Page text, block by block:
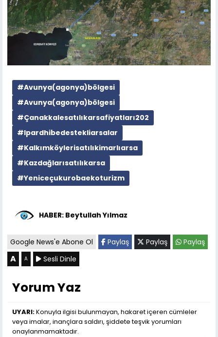
#Avunya(agonya)bölgesi
#Avunya(agonya)bölgesi
#Çanakkalesatılıkarsafiyatları202
#Ipardhibedestekliarsalar
#Kalkımköylerisatılıkimarlıarsa
#Kazdağlarısatılıkarsa
#Yeniceçukurobaekoturizm
HABER: Beytullah Yılmaz
Google News'e Abone Ol Paylaş Paylaş Paylaş
A A Sesli Dinle
Yorum Yaz
UYARI:Konuyla ilgisi bulunmayan, hakaret içeren cümleler
veya imalar, inançlara saldırı, şiddete teşvik yorumları
onaylanmamaktadır.